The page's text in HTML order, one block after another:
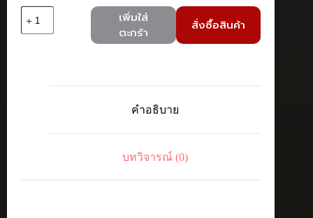
TP-
เพิ่มใส่
ตะกร้า
สั่งซื้อสินค้า
คำอธิบาย
บทวิจารณ์ (0)